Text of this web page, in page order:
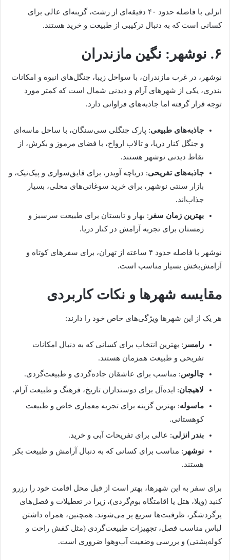
انزلی با فاصله حدود ۴۰ دقیقه‌ای از رشت، گزینه‌ای عالی برای
کسانی است که به دنبال ترکیبی از طبیعت و خرید هستند.
۶. نوشهر: نگین مازندران
نوشهر، در غرب مازندران، با سواحل زیبا، جنگل‌های انبوه و امکانات
بندری، یکی از شهرهای آرام و دیدنی شمال است که کمتر مورد
توجه قرار گرفته اما جاذبه‌های فراوانی دارد.
جاذبه‌های طبیعی: پارک جنگلی سی‌سنگان، با ساحل ماسه‌ای
و جنگل کنار دریا، و تالاب ارواح، با فضای مرموز و بکرش، از
نقاط دیدنی نوشهر هستند.
جاذبه‌های تفریحی: دریاچه آویدر، برای قایق‌سواری و پیک‌نیک، و
بازار سنتی نوشهر، برای خرید سوغاتی‌های محلی، بسیار
جذاب‌اند.
بهترین زمان سفر : بهار و تابستان برای طبیعت سرسبز و
زمستان برای تجربه آرامش در کنار دریا.
نوشهر با فاصله حدود ۴ ساعته از تهران، برای سفرهای کوتاه و
آرامش‌بخش بسیار مناسب است.
مقایسه شهرها و نکات کاربردی
هر یک از این شهرها ویژگی‌های خاص خود را دارند:
رامسر : بهترین انتخاب برای کسانی که به دنبال امکانات
تفریحی و طبیعت همزمان هستند.
چالوس: مناسب برای عاشقان جاده‌گردی و طبیعت‌گردی.
لاهیجان: ایده‌آل برای دوستداران تاریخ، فرهنگ و طبیعت آرام.
ماسوله: بهترین گزینه برای تجربه معماری خاص و طبیعت
کوهستانی.
بندر انزلی: عالی برای تفریحات آبی و خرید.
نوشهر : مناسب برای کسانی که به دنبال آرامش و طبیعت بکر
هستند.
برای سفر به این شهرها، بهتر است از قبل محل اقامت خود را رزرو
کنید (ویلا، هتل یا اقامتگاه بوم‌گردی)، زیرا در تعطیلات و فصل‌های
پرگردشگر، ظرفیت‌ها سریع پر می‌شوند. همچنین، همراه داشتن
لباس مناسب فصل، تجهیزات طبیعت‌گردی (مثل کفش راحت و
کوله‌پشتی) و بررسی وضعیت آب‌وهوا ضروری است.